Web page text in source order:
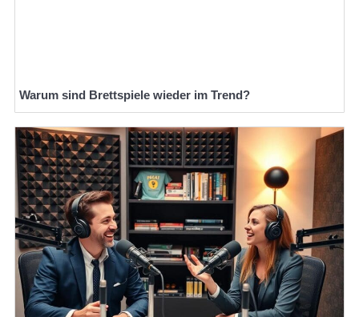
Warum sind Brettspiele wieder im Trend?